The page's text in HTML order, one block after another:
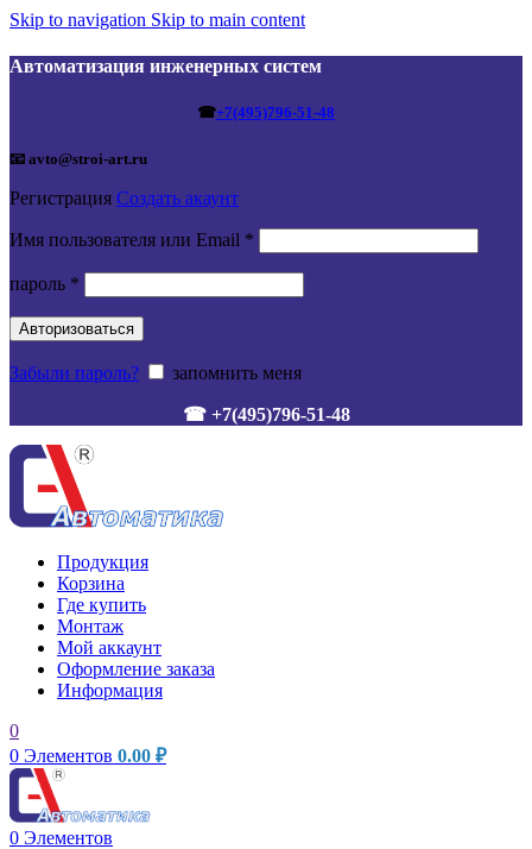
Skip to navigation Skip to main content
Автоматизация инженерных систем
☎+7(495)796-51-48
📧 avto@stroi-art.ru
Регистрация Создать акаунт
Имя пользователя или Email *
пароль *
Авторизоваться
Забыли пароль? запомнить меня
☎ +7(495)796-51-48
Продукция
Корзина
Где купить
Монтаж
Мой аккаунт
Оформление заказа
Информация
0
0 Элементов 0.00 ₽
0 Элементов